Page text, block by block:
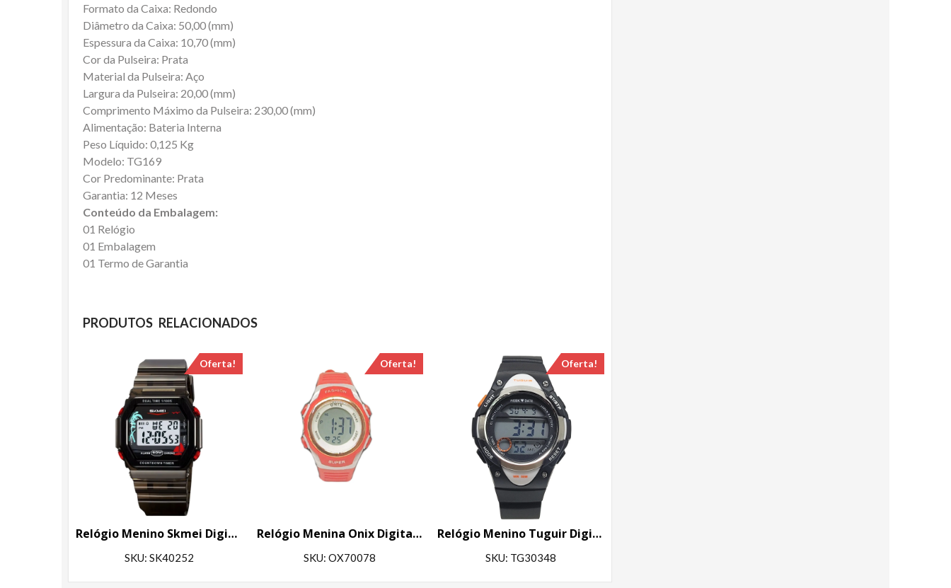
Formato da Caixa: Redondo
Diâmetro da Caixa: 50,00 (mm)
Espessura da Caixa: 10,70 (mm)
Cor da Pulseira: Prata
Material da Pulseira: Aço
Largura da Pulseira: 20,00 (mm)
Comprimento Máximo da Pulseira: 230,00 (mm)
Alimentação: Bateria Interna
Peso Líquido: 0,125 Kg
Modelo: TG169
Cor Predominante: Prata
Garantia: 12 Meses
Conteúdo da Embalagem:
01 Relógio
01 Embalagem
01 Termo de Garantia
PRODUTOS RELACIONADOS
Oferta!
Relógio Menino Skmei Digital 2390 Preto
SKU: SK40252
Oferta!
Relógio Menina Onix Digital IT-616A (2222) Vermelho
SKU: OX70078
Oferta!
Relógio Menino Tuguir Digital TG30348 Preto
SKU: TG30348